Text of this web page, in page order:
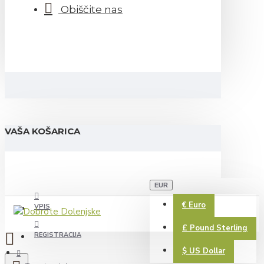
Obiščite nas
VAŠA KOŠARICA
VPIS
REGISTRACIJA
EUR
€ Euro
£ Pound Sterling
$ US Dollar